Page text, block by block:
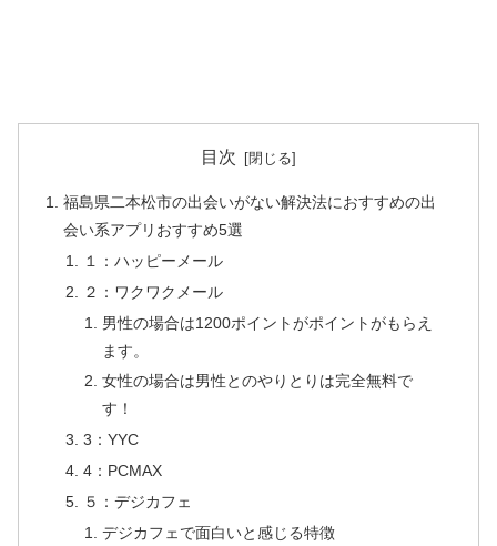
目次
福島県二本松市の出会いがない解決法におすすめの出
会い系アプリおすすめ5選
１：ハッピーメール
２：ワクワクメール
男性の場合は1200ポイントがポイントがもらえ
ます。
女性の場合は男性とのやりとりは完全無料で
す！
3：YYC
4：PCMAX
５：デジカフェ
デジカフェで面白いと感じる特徴